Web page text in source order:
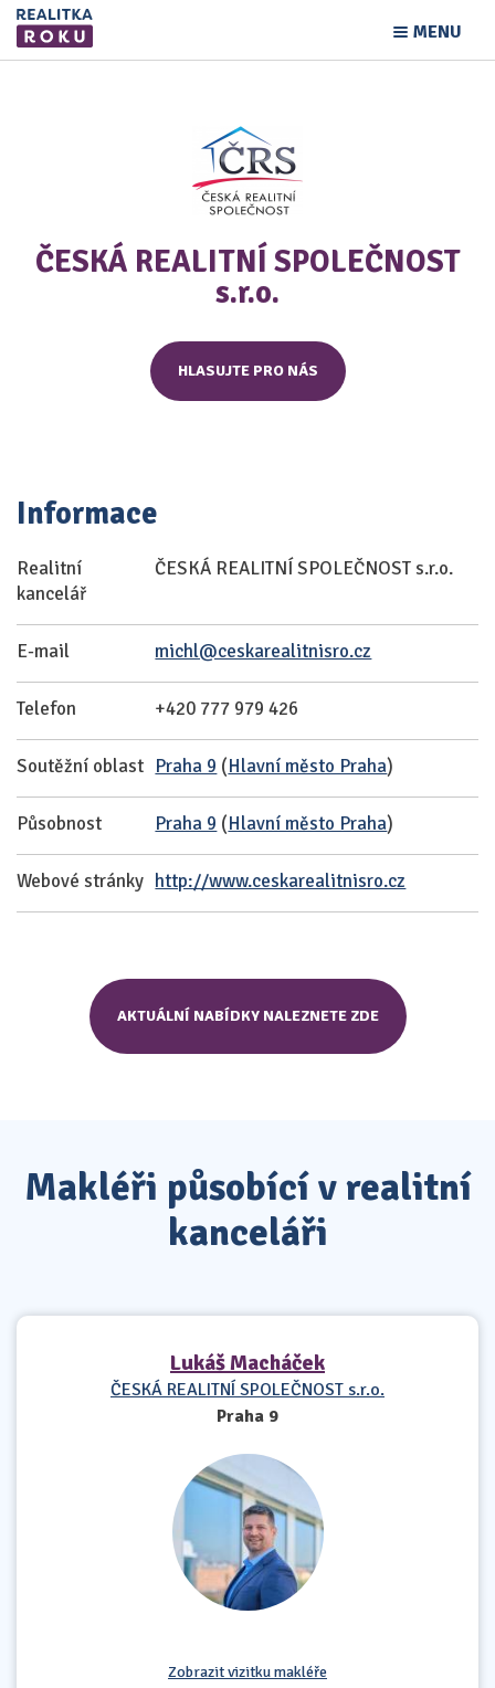
MENU
ČESKÁ REALITNÍ SPOLEČNOST
s.r.o.
HLASUJTE PRO NÁS
Informace
Realitní
kancelář
ČESKÁ REALITNÍ SPOLEČNOST s.r.o.
E-mail michl@ceskarealitnisro.cz
Telefon +420 777 979 426
Soutěžní oblast Praha 9 (Hlavní město Praha)
Působnost Praha 9 (Hlavní město Praha)
Webové stránky http://www.ceskarealitnisro.cz
AKTUÁLNÍ NABÍDKY NALEZNETE ZDE
Makléři působící v realitní
kanceláři
Lukáš Macháček
ČESKÁ REALITNÍ SPOLEČNOST s.r.o.
Praha 9
Zobrazit vizitku makléře